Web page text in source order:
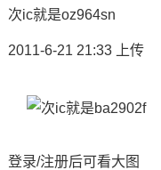
次ic就是oz964sn
2011-6-21 21:33 上传
登录/注册后可看大图